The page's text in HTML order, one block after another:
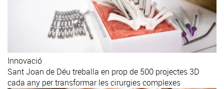
Innovació
Sant Joan de Déu treballa en prop de 500 projectes 3D
cada any per transformar les cirurgies complexes